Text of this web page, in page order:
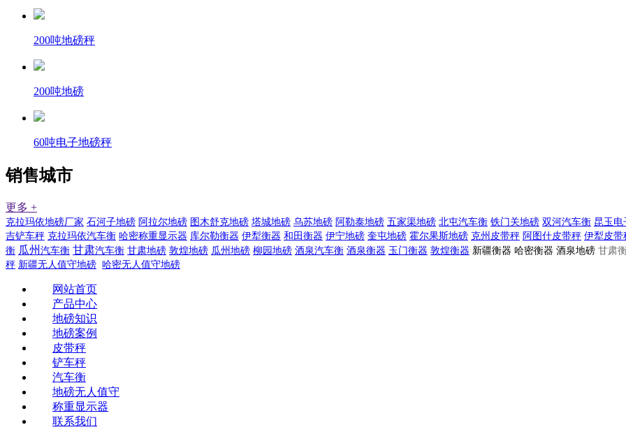
200吨地磅秤
200吨地磅
60吨电子地磅秤
销售城市
更多 +
克拉玛依地磅厂家 石河子地磅 阿拉尔地磅 图木舒克地磅 塔城地磅 乌苏地磅 阿勒泰地磅 五家渠地磅 北屯汽车衡 铁门关地磅 双河汽车衡 昆玉电
吉铲车秤 克拉玛依汽车衡 哈密称重显示器 库尔勒衡器 伊犁衡器 和田衡器 伊宁地磅 奎屯地磅 霍尔果斯地磅 克州皮带秤 阿图什皮带秤 伊犁皮带
衡 瓜州 汽车衡 甘肃汽车衡 甘肃地磅 敦煌地磅 瓜州地磅 柳园地磅 酒泉汽车衡 酒泉衡器 玉门衡器 敦煌衡器 新疆衡器 哈密衡器 酒泉地磅 甘肃
秤 新疆无人值守地磅 哈密无人值守地磅
网站首页
产品中心
地磅知识
地磅案例
皮带秤
铲车秤
汽车衡
地磅无人值守
称重显示器
联系我们